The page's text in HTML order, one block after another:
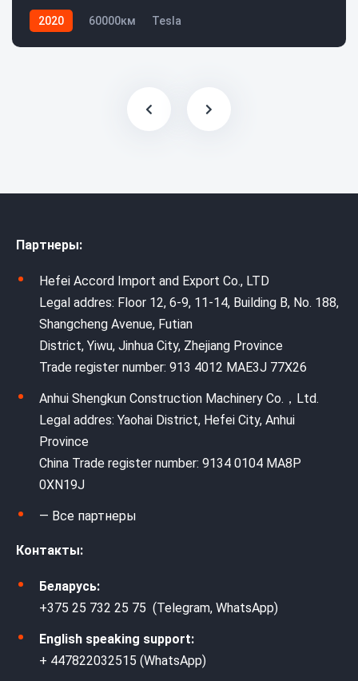
2020 60000км Tesla
Партнеры:
Hefei Accord Import and Export Co., LTD
Legal addres: Floor 12, 6-9, 11-14, Building B, No. 188,
Shangcheng Avenue, Futian
District, Yiwu, Jinhua City, Zhejiang Province
Trade register number: 913 4012 MAE3J 77X26
Anhui Shengkun Construction Machinery Co.，Ltd.
Legal addres: Yaohai District, Hefei City, Anhui
Province
China Trade register number: 9134 0104 MA8P
0XN19J
— Все партнеры
Контакты:
Беларусь:
+375 25 732 25 75 (Telegram, WhatsApp)
English speaking support:
+ 447822032515 (WhatsApp)